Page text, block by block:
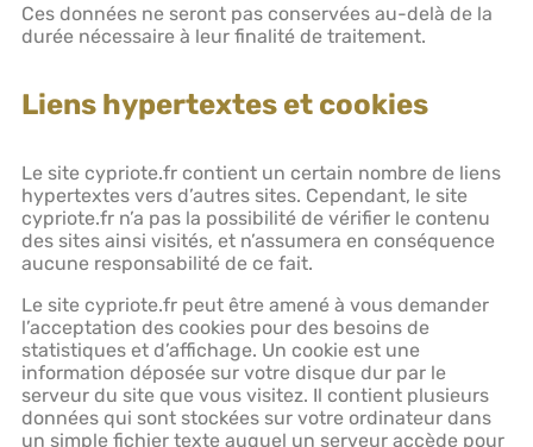
Ces données ne seront pas conservées au-delà de la
durée nécessaire à leur finalité de traitement.
Liens hypertextes et cookies
Le site cypriote.fr contient un certain nombre de liens
hypertextes vers d’autres sites. Cependant, le site
cypriote.fr n’a pas la possibilité de vérifier le contenu
des sites ainsi visités, et n’assumera en conséquence
aucune responsabilité de ce fait.
Le site cypriote.fr peut être amené à vous demander
l’acceptation des cookies pour des besoins de
statistiques et d’affichage. Un cookie est une
information déposée sur votre disque dur par le
serveur du site que vous visitez. Il contient plusieurs
données qui sont stockées sur votre ordinateur dans
un simple fichier texte auquel un serveur accède pour